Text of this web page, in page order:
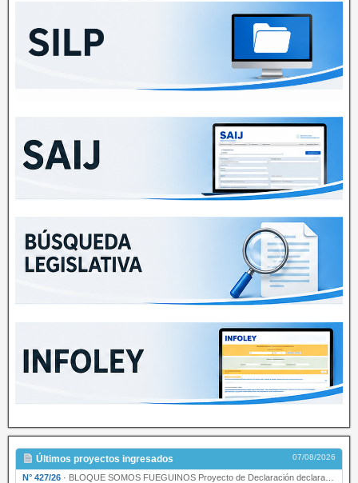
Últimos proyectos ingresados 07/08/2026
N° 427/26 · BLOQUE SOMOS FUEGUINOS Proyecto de Declaración declarando de interés provincial PRESIDENCI…